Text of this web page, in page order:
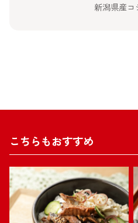
新潟県産コ
こちらもおすすめ